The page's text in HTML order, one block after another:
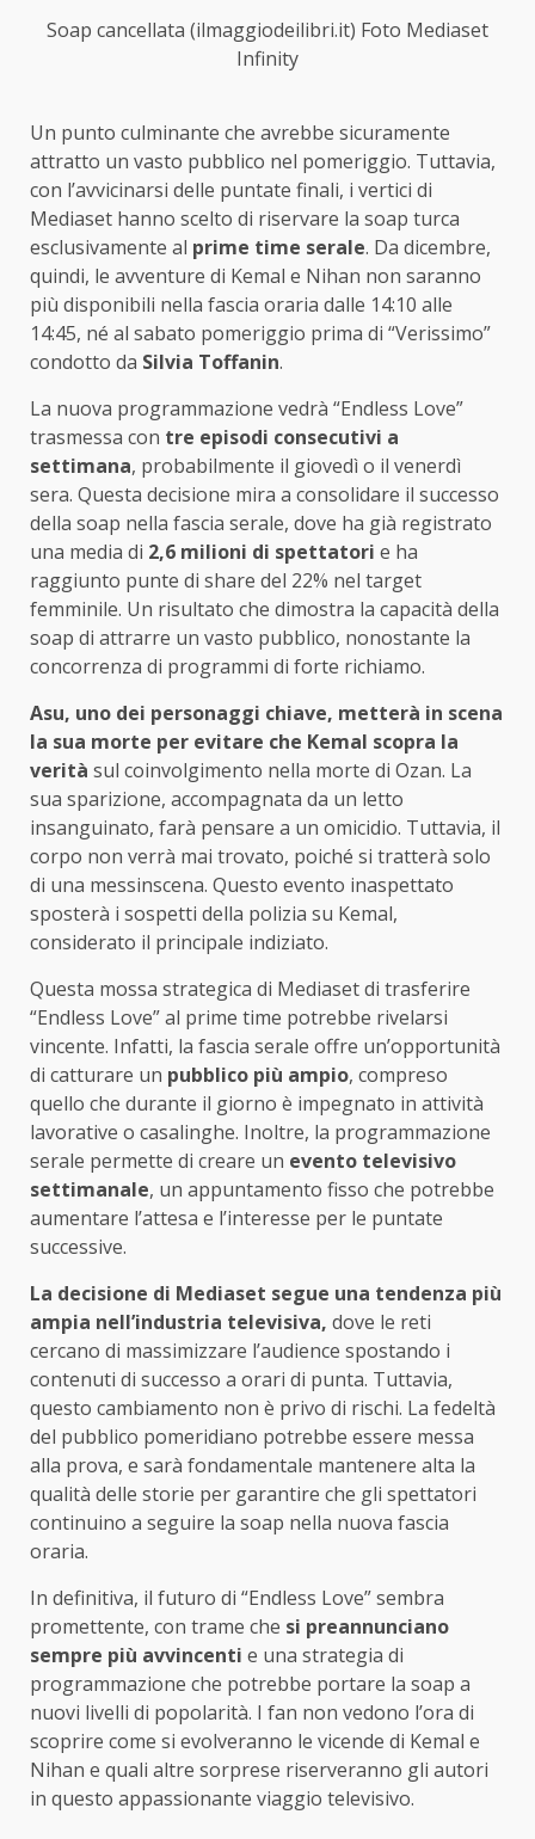
Soap cancellata (ilmaggiodeilibri.it) Foto Mediaset
Infinity
Un punto culminante che avrebbe sicuramente
attratto un vasto pubblico nel pomeriggio. Tuttavia,
con l’avvicinarsi delle puntate finali, i vertici di
Mediaset hanno scelto di riservare la soap turca
esclusivamente al prime time serale. Da dicembre,
quindi, le avventure di Kemal e Nihan non saranno
più disponibili nella fascia oraria dalle 14:10 alle
14:45, né al sabato pomeriggio prima di “Verissimo”
condotto da Silvia Toffanin.
La nuova programmazione vedrà “Endless Love”
trasmessa con tre episodi consecutivi a
settimana, probabilmente il giovedì o il venerdì
sera. Questa decisione mira a consolidare il successo
della soap nella fascia serale, dove ha già registrato
una media di 2,6 milioni di spettatori e ha
raggiunto punte di share del 22% nel target
femminile. Un risultato che dimostra la capacità della
soap di attrarre un vasto pubblico, nonostante la
concorrenza di programmi di forte richiamo.
Asu, uno dei personaggi chiave, metterà in scena
la sua morte per evitare che Kemal scopra la
verità sul coinvolgimento nella morte di Ozan. La
sua sparizione, accompagnata da un letto
insanguinato, farà pensare a un omicidio. Tuttavia, il
corpo non verrà mai trovato, poiché si tratterà solo
di una messinscena. Questo evento inaspettato
sposterà i sospetti della polizia su Kemal,
considerato il principale indiziato.
Questa mossa strategica di Mediaset di trasferire
“Endless Love” al prime time potrebbe rivelarsi
vincente. Infatti, la fascia serale offre un’opportunità
di catturare un pubblico più ampio, compreso
quello che durante il giorno è impegnato in attività
lavorative o casalinghe. Inoltre, la programmazione
serale permette di creare un evento televisivo
settimanale, un appuntamento fisso che potrebbe
aumentare l’attesa e l’interesse per le puntate
successive.
La decisione di Mediaset segue una tendenza più
ampia nell’industria televisiva, dove le reti
cercano di massimizzare l’audience spostando i
contenuti di successo a orari di punta. Tuttavia,
questo cambiamento non è privo di rischi. La fedeltà
del pubblico pomeridiano potrebbe essere messa
alla prova, e sarà fondamentale mantenere alta la
qualità delle storie per garantire che gli spettatori
continuino a seguire la soap nella nuova fascia
oraria.
In definitiva, il futuro di “Endless Love” sembra
promettente, con trame che si preannunciano
sempre più avvincenti e una strategia di
programmazione che potrebbe portare la soap a
nuovi livelli di popolarità. I fan non vedono l’ora di
scoprire come si evolveranno le vicende di Kemal e
Nihan e quali altre sorprese riserveranno gli autori
in questo appassionante viaggio televisivo.